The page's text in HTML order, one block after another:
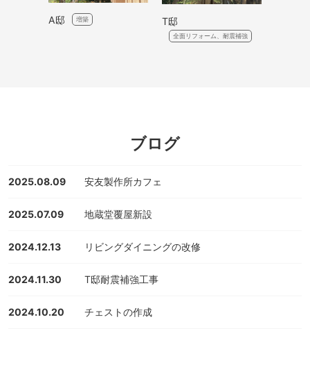
A邸 増築 T邸
全面リフォーム、耐震補強
ブログ
2025.08.09 安友製作所カフェ
2025.07.09 地蔵堂覆屋新設
2024.12.13 リビングダイニングの改修
2024.11.30 T邸耐震補強工事
2024.10.20 チェストの作成